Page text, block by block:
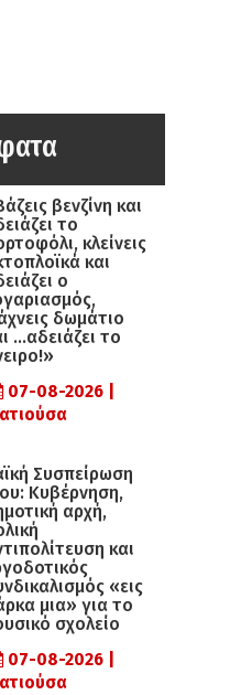
βενζίνη και
το
κλείνεις
και
ο
δωμάτιο
…αδειάζει το
07-08-2026 |
Συσπείρωση
Κυβέρνηση,
αρχή,
και
«εις
μια» για το
σχολείο
07-08-2026 |